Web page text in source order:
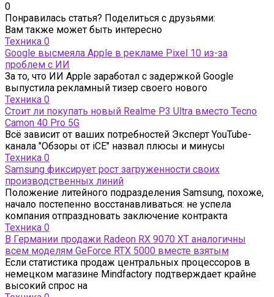
0
Понравилась статья? Поделиться с друзьями:
Вам также может быть интересно
Техника 0
Google высмеяла Apple в рекламе Pixel 10 из-за
проблем с ИИ
За то, что ИИ Apple заработал с задержкой Google
выпустила рекламный тизер своего нового
Техника 0
Стоит ли покупать новый Realme P3 Ultra вместо Tecno
Camon 40 Pro 5G
Всё зависит от ваших потребностей Эксперт YouTube-
канала "Обзоры от iCE" назвал плюсы и минусы
Техника 0
Samsung фиксирует рост загруженности своих
производственных линий
Положение литейного подразделения Samsung, похоже,
начало постепенно восстанавливаться: не успела
компания отпраздновать заключение контракта
Техника 0
В Германии продажи Radeon RX 9070 XT аналогичны
всем моделям GeForce RTX 5000 вместе взятым
Если статистика продаж центральных процессоров в
немецком магазине Mindfactory подтверждает крайне
высокий спрос на